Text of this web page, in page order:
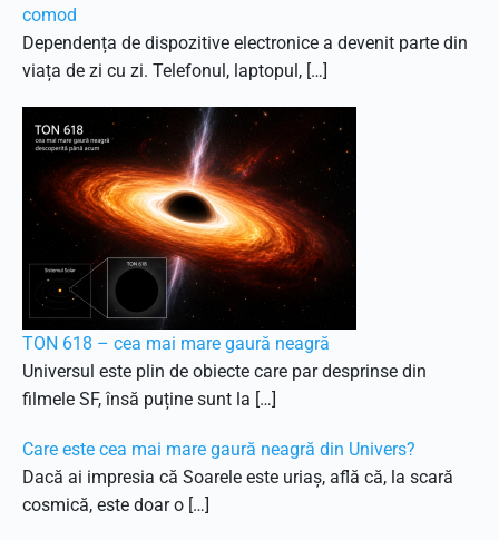
comod
Dependența de dispozitive electronice a devenit parte din
viața de zi cu zi. Telefonul, laptopul, […]
TON 618 – cea mai mare gaură neagră
Universul este plin de obiecte care par desprinse din
filmele SF, însă puține sunt la […]
Care este cea mai mare gaură neagră din Univers?
Dacă ai impresia că Soarele este uriaș, află că, la scară
cosmică, este doar o […]